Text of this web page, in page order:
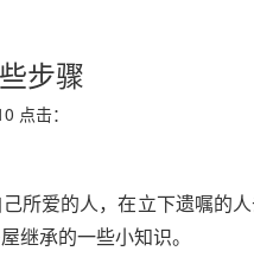
步骤
点击：
所爱的人，在立下遗嘱的
继承的一些小知识。